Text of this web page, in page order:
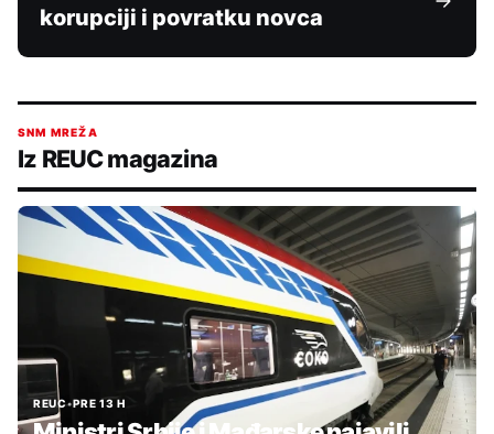
korupciji i povratku novca
SNM MREŽA
Iz REUC magazina
REUC•PRE 13 H